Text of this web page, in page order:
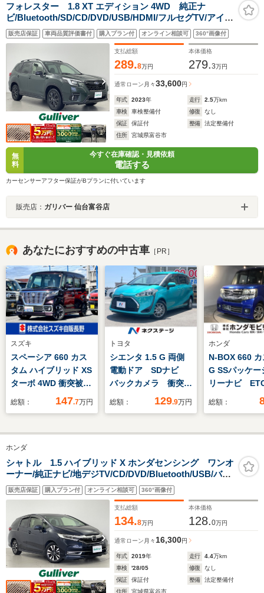
フォレスター 1.8 XT エディション 4WD 純正ナ
ビ/Bluetooth/SD/CD/DVD/USB/HDMI/フルセグTV/アイサ
イト/レーダークルーズコントロール/レーンキープアシス
ト/衝突軽減ブレーキ/シートヒーター/ETC/禁煙車
販売店保証 車両品質評価書付 購入プラン付 オンライン相談可 360°画像付
支払総額
289.8万円
本体価格
279.3万円
通常ローン 月々33,600円
年式 2023年 走行 2.5万km
車検
車検整備付 修復
なし
保証
保証付 整備
法定整備付
住所
宮城県富谷市
無
料
今すぐ在庫確認・見積依頼
電話する
カーセンサーアフター保証がBプランに付いています
販売店： ガリバー 仙台富谷店
あなたにおすすめの中古車 ［PR］
スズキ
スペーシア 660 カス
タム ハイブリッド XS
ターボ 4WD 衝突被害
ブレーキ 4WD ナ
総額： 147.7万円
トヨタ
シエンタ 1.5 G 両側
電動ドア SDナビ
バックカメラ 衝突被
害軽減システム スマ
オートエアコン フル
総額： 129.9万円
ホンダ
N-BOX 660
G SSパッケー
リーナビ
カメラ 両側
総額：
ホンダ
シャトル 1.5 ハイブリッド X ホンダセンシング ワンオ
ーナー/純正ナビ/地デジTV/CD/DVD/Bluetooth/USB/バッ
クカメラ/ETC/前席シートヒーター/パドルシフト/アダプ
ティブクルーズコントロール/レーンキープアシスト/寒冷
地仕様/LEDヘッドライト/禁煙車
販売店保証 購入プラン付 オンライン相談可 360°画像付
支払総額
134.8万円
本体価格
128.0万円
通常ローン 月々 16,300円
年式 2019年 走行 4.4万km
車検
'28/05 修復
なし
保証
保証付 整備
法定整備付
住所
宮城県富谷市